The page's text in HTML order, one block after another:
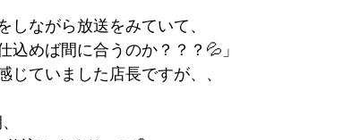
しながら放送をみていて、
込めば間に合うのか？？？💦」
じていました店長ですが、、